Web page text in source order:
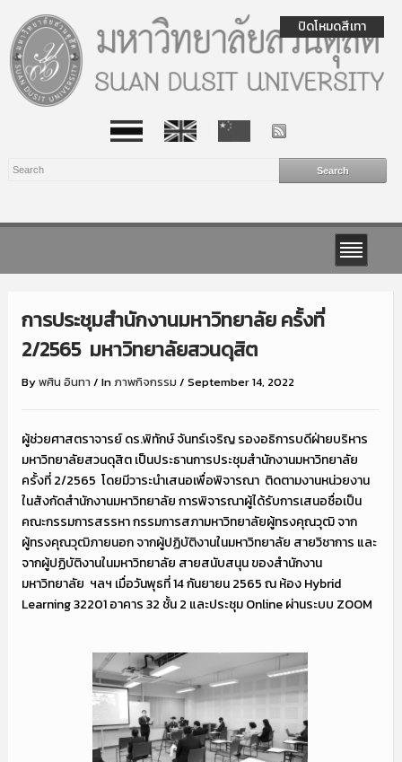
การประชุมสำนักงานมหาวิทยาลัย ครั้งที่
2/2565 มหาวิทยาลัยสวนดุสิต
Byพศิน อินทา/ Inภาพกิจกรรม / September 14, 2022
ผู้ช่วยศาสตราจารย์ ดร.พิทักษ์ จันทร์เจริญ รองอธิการบดีฝ่ายบริหาร
มหาวิทยาลัยสวนดุสิต เป็นประธานการประชุมสำนักงานมหาวิทยาลัย
ครั้งที่ 2/2565 โดยมีวาระนำเสนอเพื่อพิจารณา ติดตามงานหน่วยงาน
ในสังกัดสำนักงานมหาวิทยาลัย การพิจารณาผู้ได้รับการเสนอชื่อเป็น
คณะกรรมการสรรหา กรรมการสภามหาวิทยาลัยผู้ทรงคุณวุฒิ จาก
ผู้ทรงคุณวุฒิภายนอก จากผู้ปฏิบัติงานในมหาวิทยาลัย สายวิชาการ และ
จากผู้ปฏิบัติงานในมหาวิทยาลัย สายสนับสนุน ของสำนักงาน
มหาวิทยาลัย ฯลฯ เมื่อวันพุธที่ 14 กันยายน 2565 ณ ห้อง Hybrid
Learning 32201 อาคาร 32 ชั้น 2 และประชุม Online ผ่านระบบ ZOOM
ปิดโหมดสีเทา